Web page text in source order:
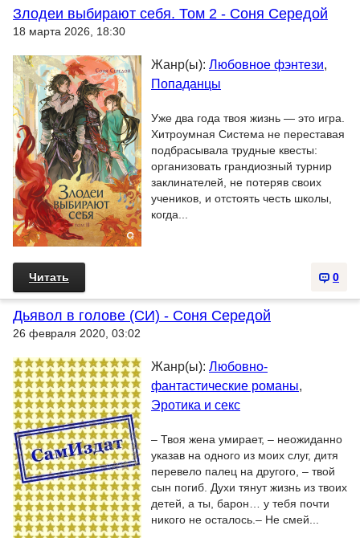
Злодеи выбирают себя. Том 2 - Соня Середой
18 марта 2026, 18:30
Жанр(ы): Любовное фэнтези,
Попаданцы
Уже два года твоя жизнь — это игра.
Хитроумная Система не переставая
подбрасывала трудные квесты:
организовать грандиозный турнир
заклинателей, не потеряв своих
учеников, и отстоять честь школы,
когда...
0
Читать
Дьявол в голове (СИ) - Соня Середой
26 февраля 2020, 03:02
Жанр(ы): Любовно-
фантастические романы,
Эротика и секс
– Твоя жена умирает, – неожиданно
указав на одного из моих слуг, дитя
перевело палец на другого, – твой
сын погиб. Духи тянут жизнь из твоих
детей, а ты, барон… у тебя почти
никого не осталось.– Не смей...